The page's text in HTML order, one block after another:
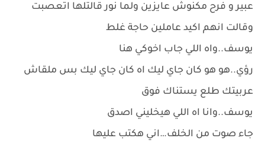
عبير و فرح مكنوش عايزين ولما نور قالتلها اتعصبت
وقالت انهم اكيد عاملين حاجة غلط
يوسف..واه اللي جاب اخوكي هنا
رؤي..هو هو كان جاي ليك اه كان جاي ليك بس ملقاش
عربيتك طلع يستناك فوق
يوسف..وانا اه اللي هيخليني اصدق
جاء صوت من الخلف…اني هكتب عليها